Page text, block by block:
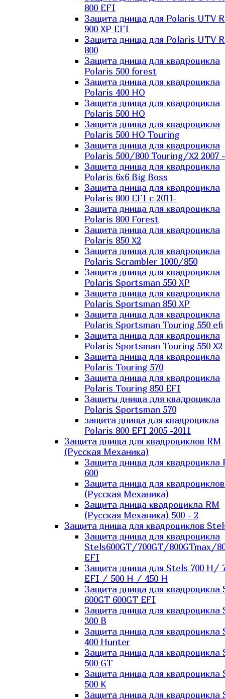
800 EFI
Защита днища для Polaris UTV
900 XP EFI
Защита днища для Polaris UTV
800
Защита днища для квадроцикла
Polaris 500 forest
Защита днища для квадроцикла
Polaris 400 HO
Защита днища для квадроцикла
Polaris 500 HO
Защита днища для квадроцикла
Polaris 500 HO Touring
Защита днища для квадроцикла
Polaris 500/800 Touring/X2 2007 -
Защита днища для квадроцикла
Polaris 6х6 Big Boss
Защита днища для квадроцикла
Polaris 800 EFI с 2011-
Защита днища для квадроцикла
Polaris 800 Forest
Защита днища для квадроцикла
Polaris 850 X2
Защита днища для квадроцикла
Polaris Scrambler 1000/850
Защита днища для квадроцикла
Polaris Sportsman 550 XP
Защита днища для квадроцикла
Polaris Sportsman 850 XP
Защита днища для квадроцикла
Polaris Sportsman Touring 550 efi
Защита днища для квадроцикла
Polaris Sportsman Touring 550 X2
Защита днища для квадроцикла
Polaris Touring 570
Защита днища для квадроцикла
Polaris Touring 850 EFI
Защиты днища для квадроцикла
Polaris Sportsman 570
защита днища для квадроцикла
Polaris 800 EFI 2005 -2011
Защита днища для квадроциклов RM
(Русская Механика)
Защита днища для квадроцикла
600
Защита днища для
(Русская Механика)
Защита днища квадроцикла RM
(Русская Механика) 500 - 2
Защита днища для квадроциклов
Защита днища для квадроцикла
Stels600GT/700GT/800GTmax/
EFI
Защита днища для Stels 700 H/
EFI / 500 H / 450 H
Защита днища для квадроцикла
600GT 600GT EFI
Защита днища для квадроцикла
300 B
Защита днища для квадроцикла
400 Hunter
Защита днища для квадроцикла
500 GT
Защита днища для квадроцикла
500 K
Защита днища для квадроцикла